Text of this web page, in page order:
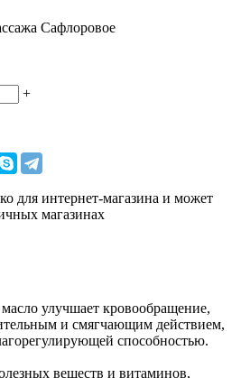
Сафлоровое
+
для интернет-магазина и может
магазинах
улучшает кровообращение,
и смягчающим действием,
способностью.
веществ и витаминов,